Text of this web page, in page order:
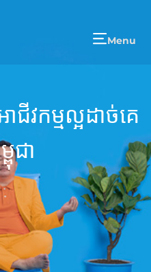
Menu
ជីវកម្មល្អដាច់គេ
ជា